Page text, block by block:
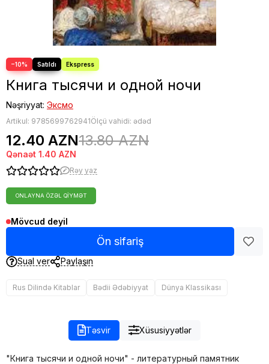
−10%
Книга тысячи и одной ночи
Nəşriyyat: Эксмо
Artikul: 9785699762941Ölçü vahidi: ədəd
12.40 AZN13.80 AZN
Qənaət 1.40 AZN
Rəy yaz
ONLAYNA ÖZƏL QIYMƏT
Mövcud deyil
Ön sifariş
Sual ver Paylaşın
Rus Dilində Kitablar Bədii Ədəbiyyat Dünya Klassikası
Təsvir Xüsusiyyətlər
"Книга тысячи и одной ночи" - литературный памятник